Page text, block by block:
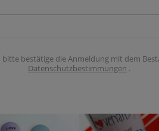
bestätige die Anmeldung mit dem
Datenschutzbestimmungen .